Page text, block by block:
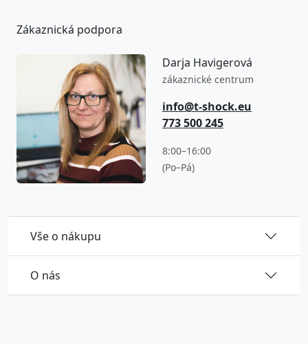
Vše o nákupu
O nás
Zákaznická podpora
Darja Havigerová
zákaznické centrum
info@t-shock.eu
773 500 245
8:00–16:00
(Po–Pá)